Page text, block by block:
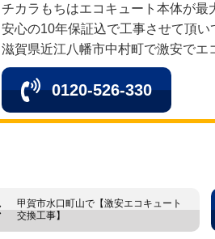
チカラもちはエコキュート本体が最
安心の10年保証込で工事させて頂い
滋賀県近江八幡市中村町で激安でエ
0120-526-330
甲賀市水口町山で【激安エコキュート
交換工事】